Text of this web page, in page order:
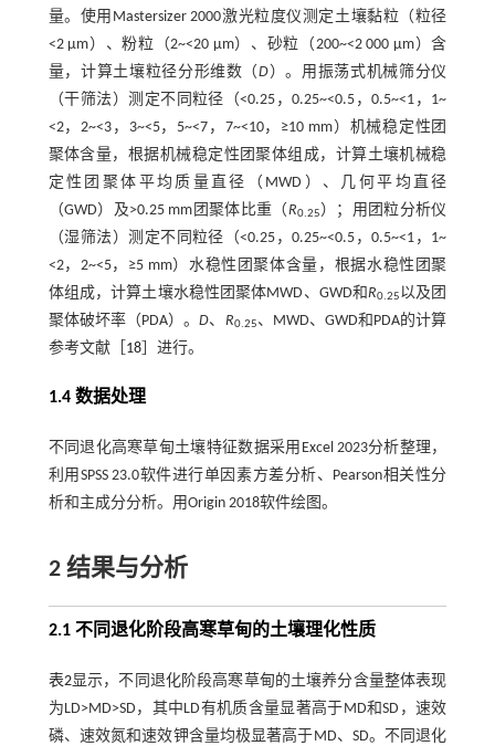
量。使用Mastersizer 2000激光粒度仪测定土壤黏粒（粒径
<2 μm）、粉粒（2~<20 μm）、砂粒（200~<2 000 μm）含
量，计算土壤粒径分形维数（D ）。用振荡式机械筛分仪
（干筛法）测定不同粒径（<0.25，0.25~<0.5，0.5~<1，1~
<2，2~<3，3~<5，5~<7，7~<10，≥10 mm）机械稳定性团
聚体含量，根据机械稳定性团聚体组成，计算土壤机械稳
定性团聚体平均质量直径（MWD）、几何平均直径
（GWD）及>0.25 mm团聚体比重（ R0.25 ）；用团粒分析仪
（湿筛法）测定不同粒径（<0.25，0.25~<0.5，0.5~<1，1~
<2，2~<5，≥5 mm）水稳性团聚体含量，根据水稳性团聚
体组成，计算土壤水稳性团聚体MWD、GWD和R0.25以及团
聚体破坏率（PDA）。D、 R0.25、MWD、GWD和PDA的计算
参考文献［ 18］进行。
1.4 数据处理
不同退化高寒草甸土壤特征数据采用Excel 2023分析整理，
利用SPSS 23.0软件进行单因素方差分析、Pearson相关性分
析和主成分分析。用Origin 2018软件绘图。
2 结果与分析
2.1 不同退化阶段高寒草甸的土壤理化性质
表2显示，不同退化阶段高寒草甸的土壤养分含量整体表现
为LD>MD>SD，其中LD有机质含量显著高于MD和SD，速效
磷、速效氮和速效钾含量均极显著高于MD、SD。不同退化